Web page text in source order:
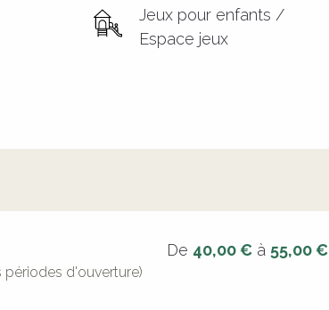
Jeux pour enfants /
Espace jeux
d'ouverture)
De 40,00 € à 55,00 €